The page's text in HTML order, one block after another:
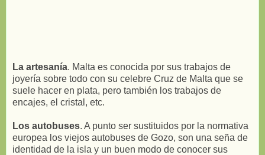
La artesanía. Malta es conocida por sus trabajos de
joyería sobre todo con su celebre Cruz de Malta que se
suele hacer en plata, pero también los trabajos de
encajes, el cristal, etc.
Los autobuses. A punto ser sustituidos por la normativa
europea los viejos autobuses de Gozo, son una seña de
identidad de la isla y un buen modo de conocer sus